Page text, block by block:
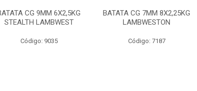
CG 9MM 6X2,5KG
STEALTH LAMBWEST
Código: 9035
BATATA CG 7MM 8X2,25KG
LAMBWESTON
Código: 7187